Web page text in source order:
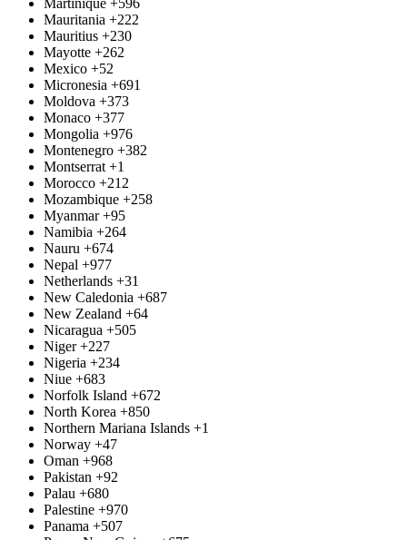
Martinique +596
Mauritania +222
Mauritius +230
Mayotte +262
Mexico +52
Micronesia +691
Moldova +373
Monaco +377
Mongolia +976
Montenegro +382
Montserrat +1
Morocco +212
Mozambique +258
Myanmar +95
Namibia +264
Nauru +674
Nepal +977
Netherlands +31
New Caledonia +687
New Zealand +64
Nicaragua +505
Niger +227
Nigeria +234
Niue +683
Norfolk Island +672
North Korea +850
Northern Mariana Islands +1
Norway +47
Oman +968
Pakistan +92
Palau +680
Palestine +970
Panama +507